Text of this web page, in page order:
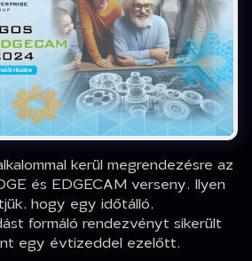
kerül megrendezésre az
és EDGECAM verseny. Ilyen
hogy egy időtálló,
formáló rendezvényt sikerült
egy évtizeddel ezelőtt.